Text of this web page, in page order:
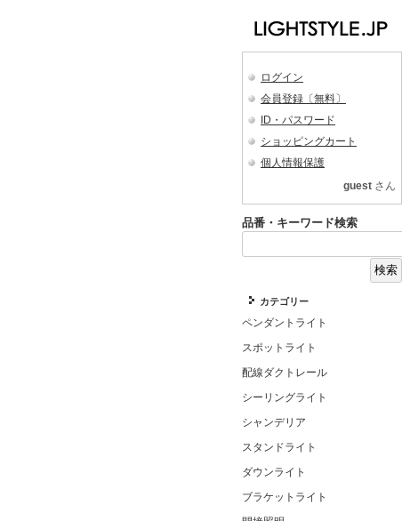
ログイン
会員登録〔無料〕
ID・パスワード
ショッピングカート
個人情報保護
guest さん
品番・キーワード検索
カテゴリー
ペンダントライト
スポットライト
配線ダクトレール
シーリングライト
シャンデリア
スタンドライト
ダウンライト
ブラケットライト